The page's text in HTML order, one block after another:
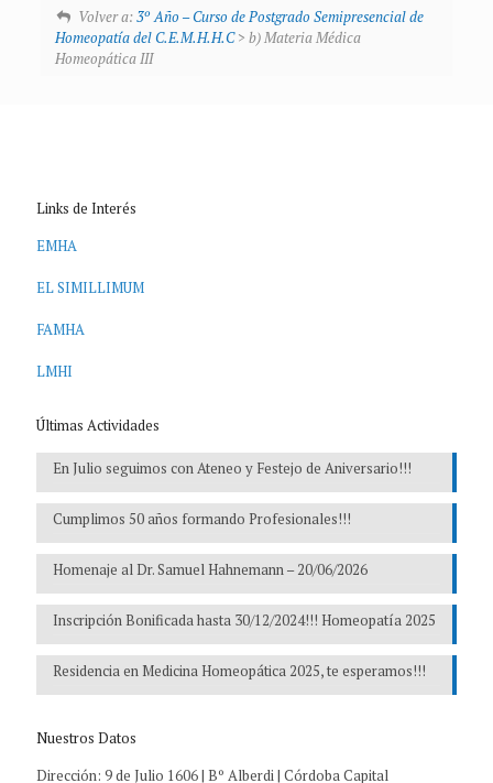
Volver a:3º Año – Curso de Postgrado Semipresencial de
Homeopatía del C.E.M.H.H.C> b) Materia Médica
Homeopática III
Links de Interés
EMHA
EL SIMILLIMUM
FAMHA
LMHI
Últimas Actividades
En Julio seguimos con Ateneo y Festejo de Aniversario!!!
Cumplimos 50 años formando Profesionales!!!
Homenaje al Dr. Samuel Hahnemann – 20/06/2026
Inscripción Bonificada hasta 30/12/2024!!! Homeopatía 2025
Residencia en Medicina Homeopática 2025, te esperamos!!!
Nuestros Datos
Dirección: 9 de Julio 1606 | Bº Alberdi | Córdoba Capital